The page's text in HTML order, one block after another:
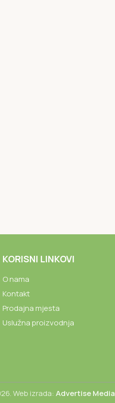
KORISNI LINKOVI
O nama
Kontakt
Prodajna mjesta
Uslužna proizvodnja
Web izrada: Advertise Media